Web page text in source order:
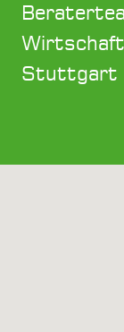
Stuttgart